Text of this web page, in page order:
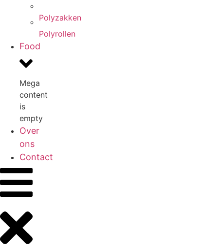
Polyzakken
Polyrollen
Food
Mega
content
is
empty
Over
ons
Contact